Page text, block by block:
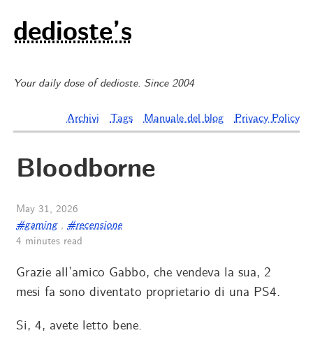
dedioste’s
Your daily dose of dedioste. Since 2004
Archivi Tags Manuale del blog Privacy Policy
Bloodborne
May 31, 2026
#gaming,#recensione
4 minutes read
Grazie all’amico Gabbo, che vendeva la sua, 2
mesi fa sono diventato proprietario di una PS4.
Si, 4, avete letto bene.